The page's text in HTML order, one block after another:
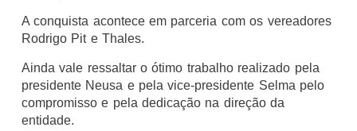
A conquista acontece em parceria com os vereadores
Rodrigo Pit e Thales.
Ainda vale ressaltar o ótimo trabalho realizado pela
presidente Neusa e pela vice-presidente Selma pelo
compromisso e pela dedicação na direção da
entidade.